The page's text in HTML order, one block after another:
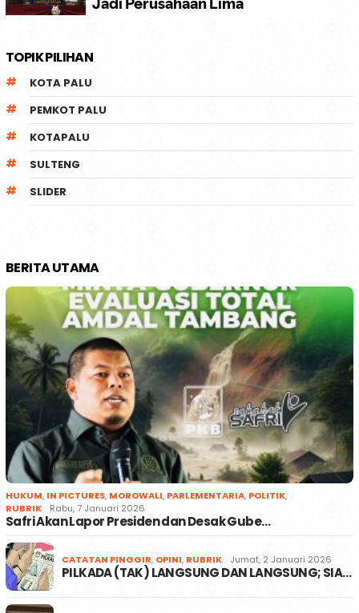
TOPIK PILIHAN
KOTA PALU
PEMKOT PALU
KOTAPALU
SULTENG
SLIDER
BERITA UTAMA
HUKUM, IN PICTURES, MOROWALI, PARLEMENTARIA, POLITIK,
RUBRIK
Rabu, 7 Januari 2026
Safri Akan Lapor Presiden dan Desak Gube…
CATATAN PINGGIR, OPINI, RUBRIK Jumat, 2 Januari 2026
PILKADA (TAK) LANGSUNG DAN LANGSUNG; SIA…